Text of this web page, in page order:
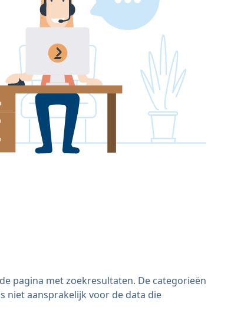
pagina met zoekresultaten. De categorieën
niet aansprakelijk voor de data die